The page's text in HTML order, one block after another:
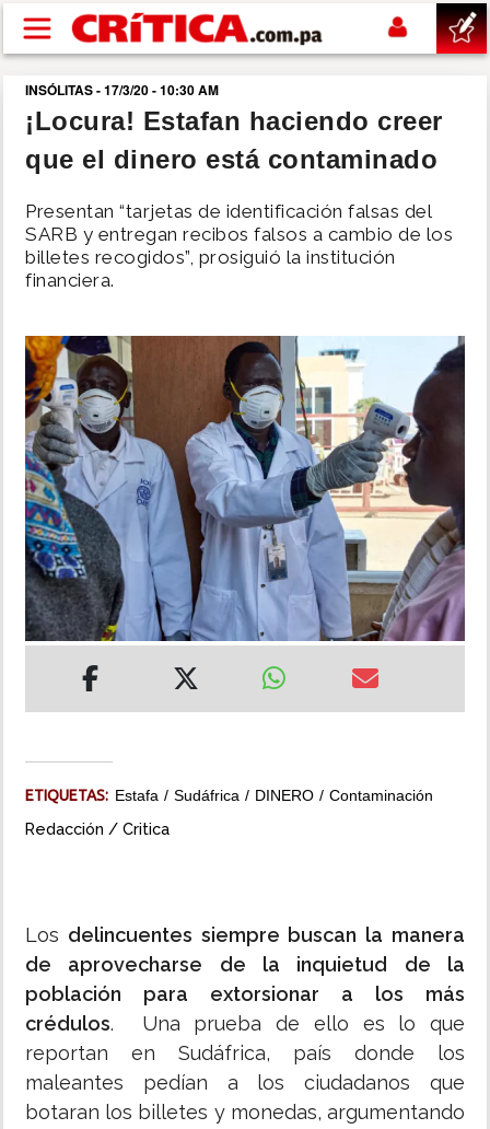
Pasar al contenido principal
buscar
SUCESOS
NACIONAL
POLÍTICA
SHOW
DEPORTES
MUNDO
INSÓLITAS
MULTIMEDIA
INSÓLITAS - 17/3/20 - 10:30 AM
¡Locura! Estafan haciendo creer
que el dinero está contaminado
Presentan “tarjetas de identificación falsas del
SARB y entregan recibos falsos a cambio de los
billetes recogidos”, prosiguió la institución
financiera.
ETIQUETAS: Estafa Sudáfrica DINERO Contaminación
Redacción / Critica
Los delincuentes siempre buscan la manera
de aprovecharse de la inquietud de la
población para extorsionar a los más
crédulos. Una prueba de ello es lo que
reportan en Sudáfrica, país donde los
maleantes pedían a los ciudadanos que
botaran los billetes y monedas, argumentando